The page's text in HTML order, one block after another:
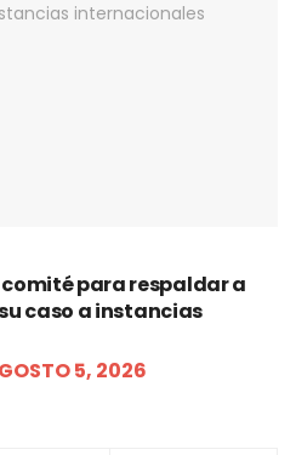
para respaldar a
caso a instancias
5, 2026